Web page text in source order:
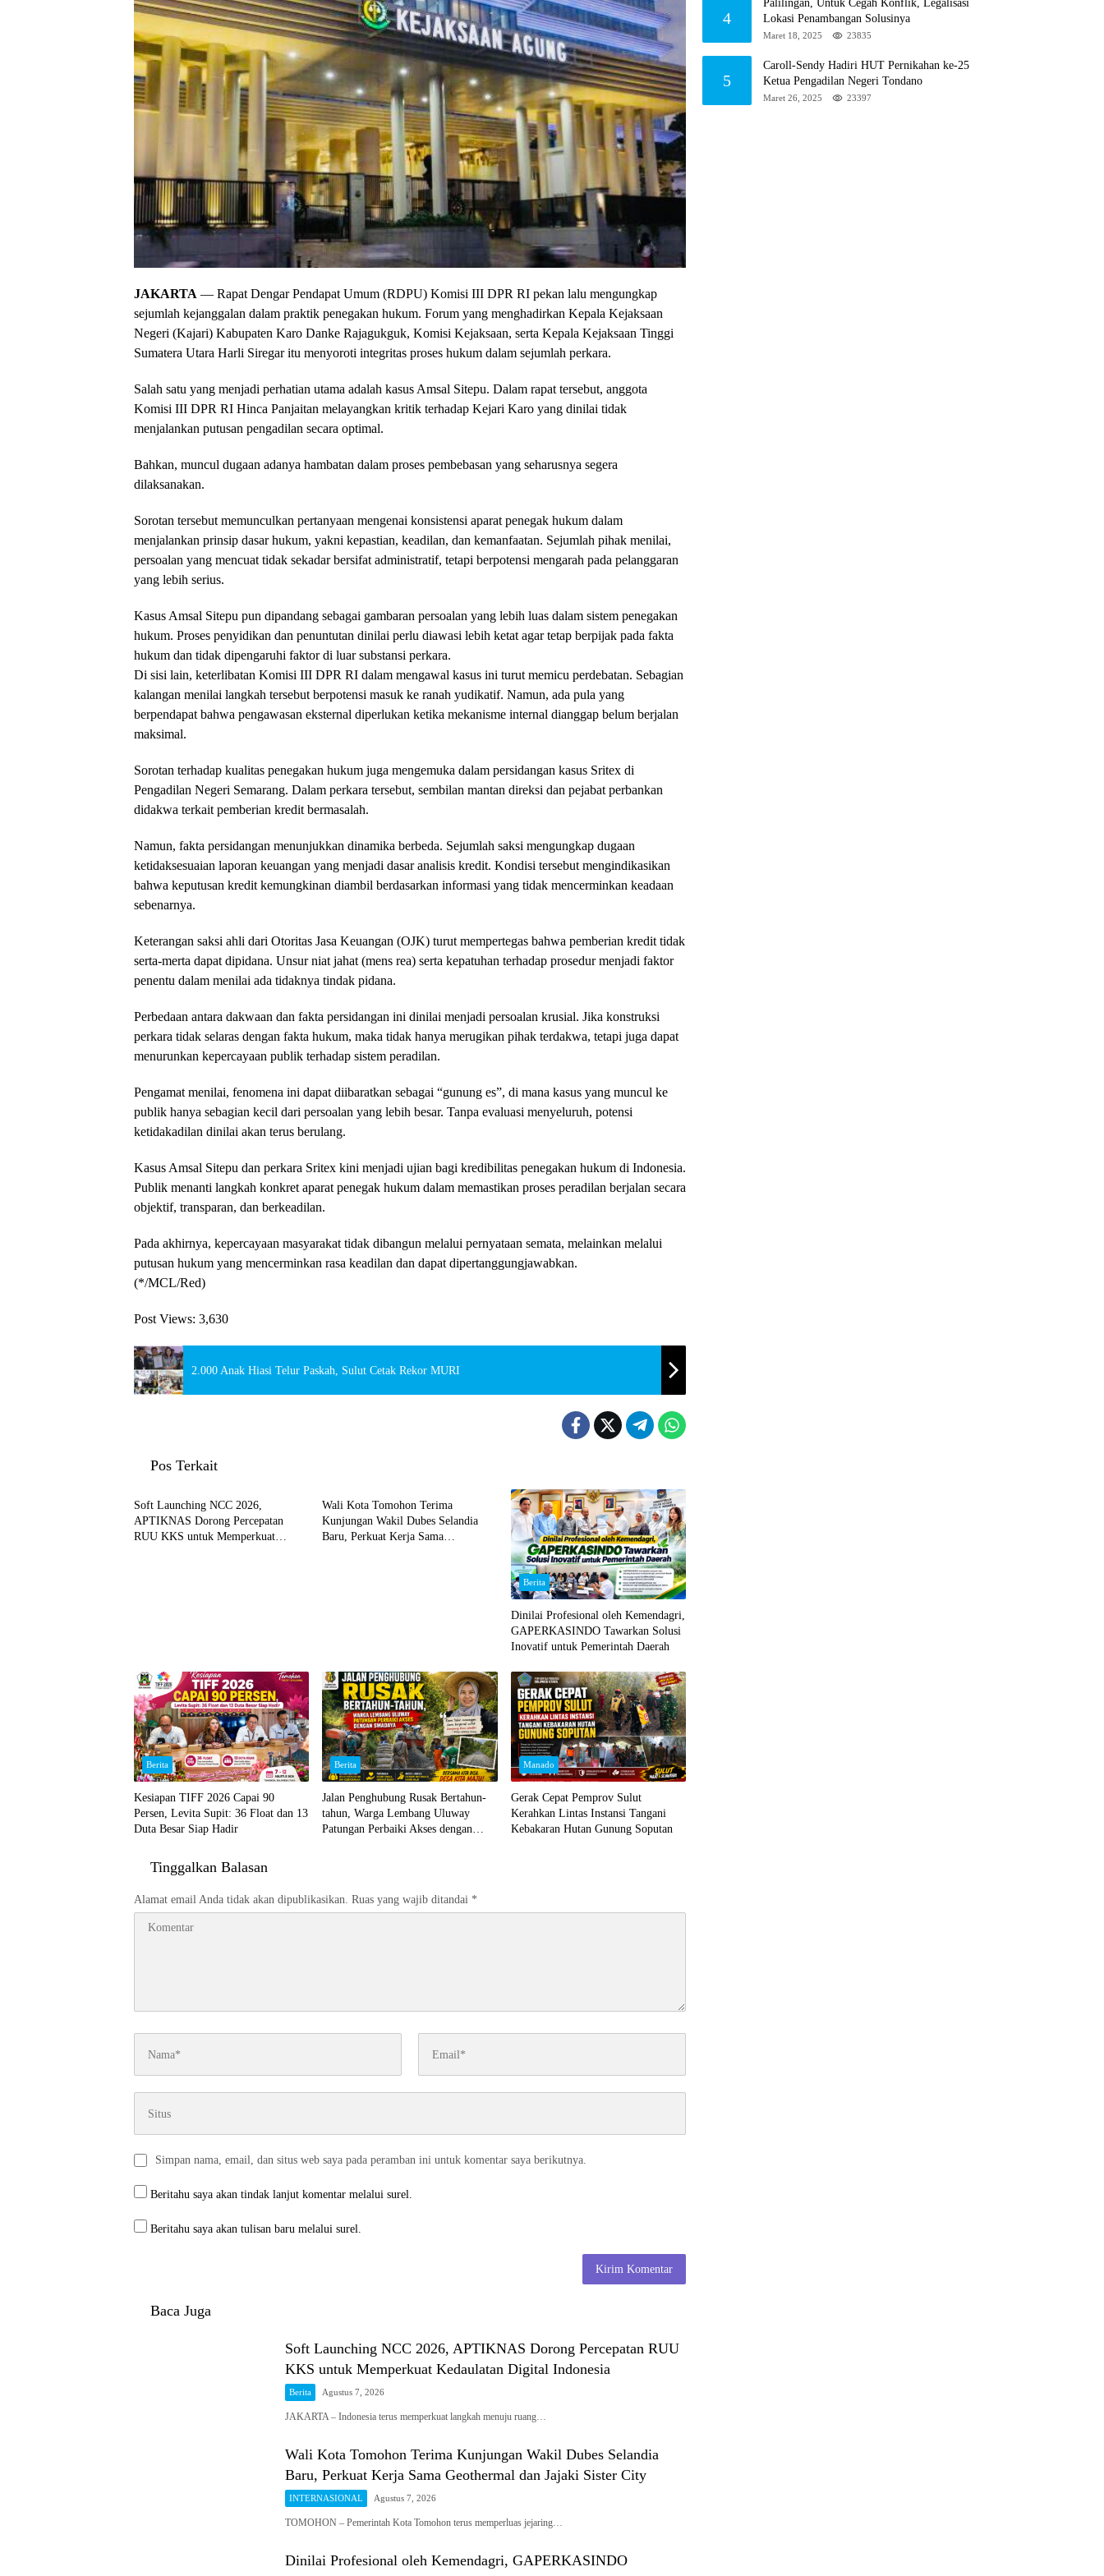
JAKARTA — Rapat Dengar Pendapat Umum (RDPU) Komisi III DPR RI pekan lalu mengungkap
sejumlah kejanggalan dalam praktik penegakan hukum. Forum yang menghadirkan Kepala Kejaksaan
Negeri (Kajari) Kabupaten Karo Danke Rajagukguk, Komisi Kejaksaan, serta Kepala Kejaksaan Tinggi
Sumatera Utara Harli Siregar itu menyoroti integritas proses hukum dalam sejumlah perkara.
Salah satu yang menjadi perhatian utama adalah kasus Amsal Sitepu. Dalam rapat tersebut, anggota
Komisi III DPR RI Hinca Panjaitan melayangkan kritik terhadap Kejari Karo yang dinilai tidak
menjalankan putusan pengadilan secara optimal.
Bahkan, muncul dugaan adanya hambatan dalam proses pembebasan yang seharusnya segera
dilaksanakan.
Sorotan tersebut memunculkan pertanyaan mengenai konsistensi aparat penegak hukum dalam
menjalankan prinsip dasar hukum, yakni kepastian, keadilan, dan kemanfaatan. Sejumlah pihak menilai,
persoalan yang mencuat tidak sekadar bersifat administratif, tetapi berpotensi mengarah pada pelanggaran
yang lebih serius.
Kasus Amsal Sitepu pun dipandang sebagai gambaran persoalan yang lebih luas dalam sistem penegakan
hukum. Proses penyidikan dan penuntutan dinilai perlu diawasi lebih ketat agar tetap berpijak pada fakta
hukum dan tidak dipengaruhi faktor di luar substansi perkara.
Di sisi lain, keterlibatan Komisi III DPR RI dalam mengawal kasus ini turut memicu perdebatan. Sebagian
kalangan menilai langkah tersebut berpotensi masuk ke ranah yudikatif. Namun, ada pula yang
berpendapat bahwa pengawasan eksternal diperlukan ketika mekanisme internal dianggap belum berjalan
maksimal.
Sorotan terhadap kualitas penegakan hukum juga mengemuka dalam persidangan kasus Sritex di
Pengadilan Negeri Semarang. Dalam perkara tersebut, sembilan mantan direksi dan pejabat perbankan
didakwa terkait pemberian kredit bermasalah.
Namun, fakta persidangan menunjukkan dinamika berbeda. Sejumlah saksi mengungkap dugaan
ketidaksesuaian laporan keuangan yang menjadi dasar analisis kredit. Kondisi tersebut mengindikasikan
bahwa keputusan kredit kemungkinan diambil berdasarkan informasi yang tidak mencerminkan keadaan
sebenarnya.
Keterangan saksi ahli dari Otoritas Jasa Keuangan (OJK) turut mempertegas bahwa pemberian kredit tidak
serta-merta dapat dipidana. Unsur niat jahat (mens rea) serta kepatuhan terhadap prosedur menjadi faktor
penentu dalam menilai ada tidaknya tindak pidana.
Perbedaan antara dakwaan dan fakta persidangan ini dinilai menjadi persoalan krusial. Jika konstruksi
perkara tidak selaras dengan fakta hukum, maka tidak hanya merugikan pihak terdakwa, tetapi juga dapat
menurunkan kepercayaan publik terhadap sistem peradilan.
Pengamat menilai, fenomena ini dapat diibaratkan sebagai “gunung es”, di mana kasus yang muncul ke
publik hanya sebagian kecil dari persoalan yang lebih besar. Tanpa evaluasi menyeluruh, potensi
ketidakadilan dinilai akan terus berulang.
Kasus Amsal Sitepu dan perkara Sritex kini menjadi ujian bagi kredibilitas penegakan hukum di Indonesia.
Publik menanti langkah konkret aparat penegak hukum dalam memastikan proses peradilan berjalan secara
objektif, transparan, dan berkeadilan.
Pada akhirnya, kepercayaan masyarakat tidak dibangun melalui pernyataan semata, melainkan melalui
putusan hukum yang mencerminkan rasa keadilan dan dapat dipertanggungjawabkan.
(*/MCL/Red)
Post Views: 3,630
2.000 Anak Hiasi Telur Paskah, Sulut Cetak Rekor MURI
Pos Terkait
Berita
Soft Launching NCC 2026,
APTIKNAS Dorong Percepatan
RUU KKS untuk Memperkuat
Wali Kota Tomohon Terima
Kunjungan Wakil Dubes Selandia
Baru, Perkuat Kerja Sama
Berita
Dinilai Profesional oleh Kemendagri,
GAPERKASINDO Tawarkan Solusi
Inovatif untuk Pemerintah Daerah
Berita
Kesiapan TIFF 2026 Capai 90
Persen, Levita Supit: 36 Float dan 13
Duta Besar Siap Hadir
Berita
Jalan Penghubung Rusak Bertahun-
tahun, Warga Lembang Uluway
Patungan Perbaiki Akses dengan
Manado
Gerak Cepat Pemprov Sulut
Kerahkan Lintas Instansi Tangani
Kebakaran Hutan Gunung Soputan
Tinggalkan Balasan
Alamat email Anda tidak akan dipublikasikan. Ruas yang wajib ditandai *
Simpan nama, email, dan situs web saya pada peramban ini untuk komentar saya berikutnya.
Beritahu saya akan tindak lanjut komentar melalui surel.
Beritahu saya akan tulisan baru melalui surel.
Baca Juga
Soft Launching NCC 2026, APTIKNAS Dorong Percepatan RUU
KKS untuk Memperkuat Kedaulatan Digital Indonesia
Berita Agustus 7, 2026
JAKARTA – Indonesia terus memperkuat langkah menuju ruang…
Wali Kota Tomohon Terima Kunjungan Wakil Dubes Selandia
Baru, Perkuat Kerja Sama Geothermal dan Jajaki Sister City
INTERNASIONAL Agustus 7, 2026
TOMOHON – Pemerintah Kota Tomohon terus memperluas jejaring…
Dinilai Profesional oleh Kemendagri, GAPERKASINDO
4
Palilingan, Untuk Cegah Konflik, Legalisasi
Lokasi Penambangan Solusinya
Maret 18, 2025 23835
5
Caroll-Sendy Hadiri HUT Pernikahan ke-25
Ketua Pengadilan Negeri Tondano
Maret 26, 2025 23397